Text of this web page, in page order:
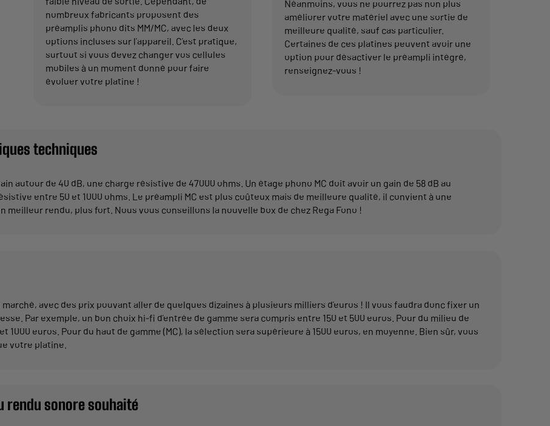
nombreux fabricants proposent des
préamplis phono dits MM/MC, avec les deux
options incluses sur l’appareil. C’est pratique,
surtout si vous devez changer vos cellules
mobiles à un moment donné pour faire
évoluer votre platine !
Néanmoins, vous ne pourrez pas non plus
améliorer votre matériel avec une sortie de
meilleure qualité, sauf cas particulier.
Certaines de ces platines peuvent avoir une
option pour désactiver le préampli intégré,
renseignez-vous !
techniques
autour de 40 dB, une charge résistive de 47000 ohms. Un étage phono MC doit avoir un gain de 58 dB au
entre 50 et 1000 ohms. Le préampli MC est plus coûteux mais de meilleure qualité, il convient à une
rendu, plus fort. Nous vous conseillons la nouvelle box de chez Rega Fono !
avec des prix pouvant aller de quelques dizaines à plusieurs milliers d’euros ! Il vous faudra donc fixer un
Par exemple, un bon choix hi-fi d’entrée de gamme sera compris entre 150 et 500 euros. Pour du milieu de
euros. Pour du haut de gamme (MC), la sélection sera supérieure à 1500 euros, en moyenne. Bien sûr, vous
votre platine.
rendu sonore souhaité